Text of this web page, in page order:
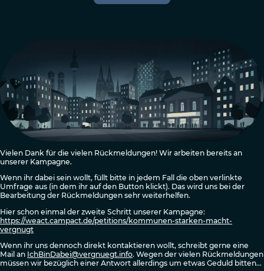
Vielen Dank für die vielen Rückmeldungen! Wir arbeiten bereits an
unserer Kampagne.
Wenn ihr dabei sein wollt, füllt bitte in jedem Fall die oben verlinkte
Umfrage aus (in dem ihr auf den Button klickt). Das wird uns bei der
Bearbeitung der Rückmeldungen sehr weiterhelfen.
Hier schon einmal der zweite Schritt unserer Kampagne:
https://weact.campact.de/petitions/kommunen-starken-macht-
vergnugt
Wenn ihr uns dennoch direkt kontaktieren wollt, schreibt gerne eine
Mail an IchBinDabei@vergnuegt.info. Wegen der vielen Rückmeldungen
müssen wir bezüglich einer Antwort allerdings um etwas Geduld bitten...